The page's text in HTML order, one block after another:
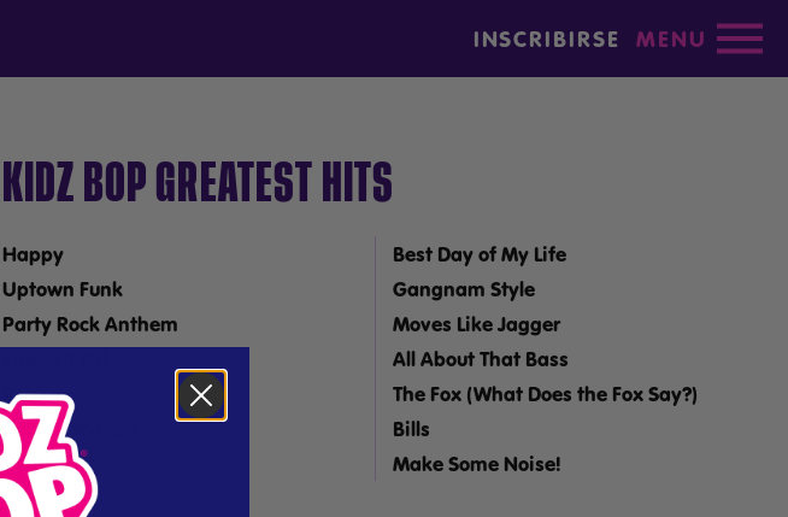
INSCRIBIRSE MENU
KIDZ BOP GREATEST HITS
Happy
Uptown Funk
Party Rock Anthem
Roar
Call Me Maybe
Thrift Shop
Best Day of My Life
Gangnam Style
Moves Like Jagger
All About That Bass
The Fox (What Does the Fox Say?)
Bills
Make Some Noise!